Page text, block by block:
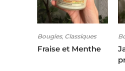
Bougies, Classiques
Fraise et Menthe